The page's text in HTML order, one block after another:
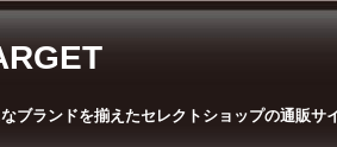
ブランドを揃えたセレクトショップの通販サ